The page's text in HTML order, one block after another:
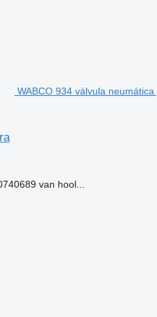
WABCO 934 válvula
van hool...